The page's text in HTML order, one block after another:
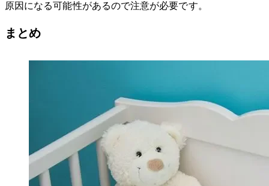
原因になる可能性があるので注意が必要です。
まとめ